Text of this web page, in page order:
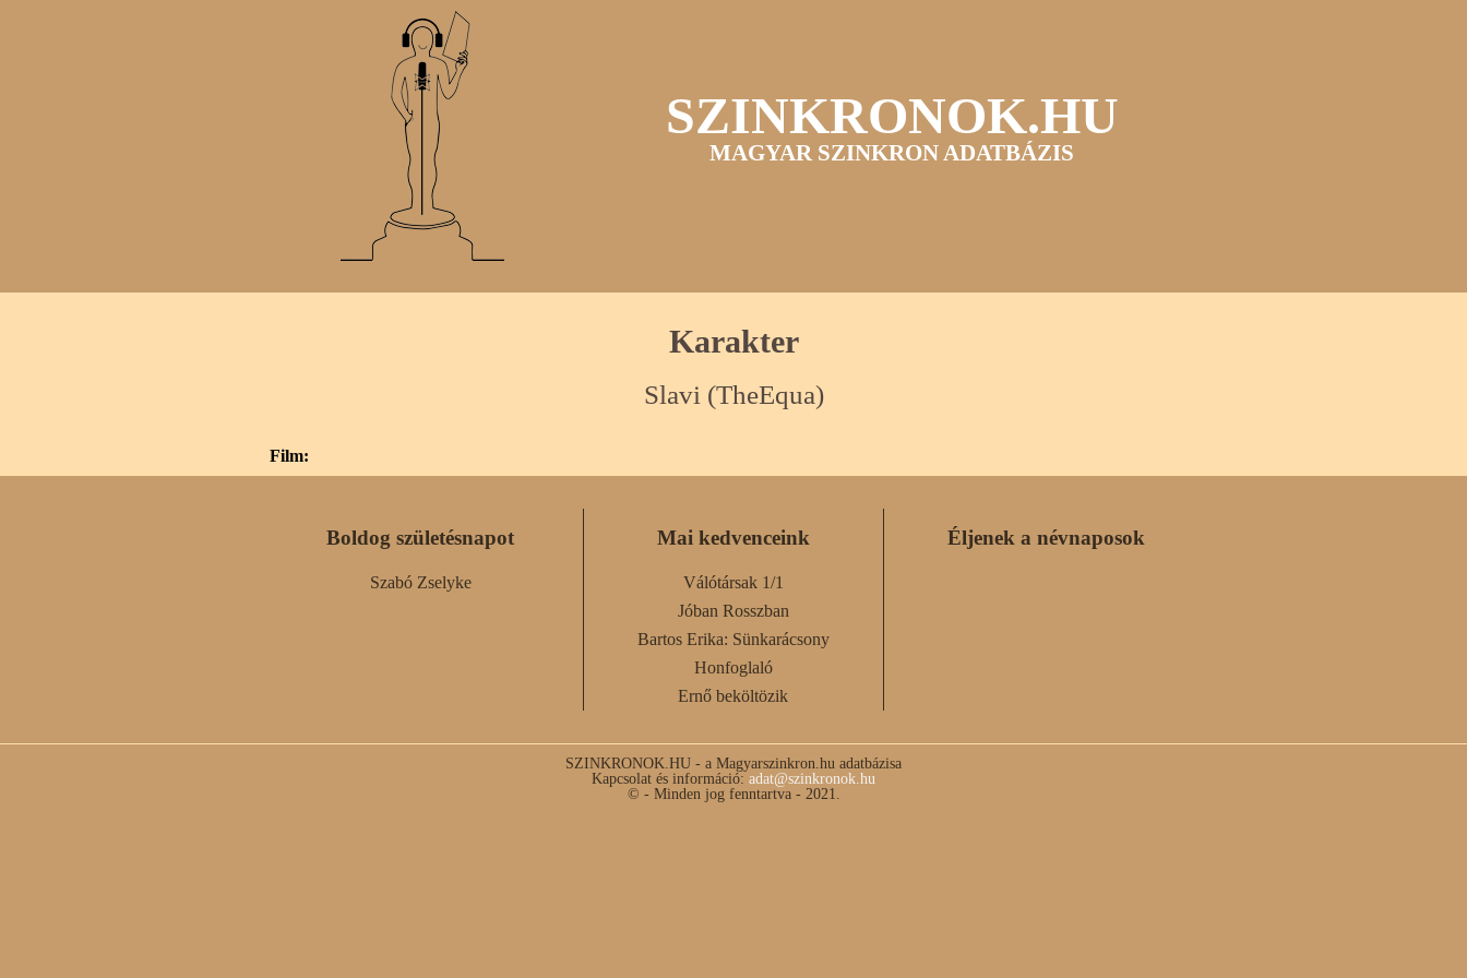
SZINKRONOK.HU
MAGYAR SZINKRON ADATBÁZIS
Karakter
Slavi (TheEqua)
Film:
Boldog születésnapot
Szabó Zselyke
Mai kedvenceink
Válótársak 1/1
Jóban Rosszban
Bartos Erika: Sünkarácsony
Honfoglaló
Ernő beköltözik
Éljenek a névnaposok
SZINKRONOK.HU - a Magyarszinkron.hu adatbázisa
Kapcsolat és információ: adat@szinkronok.hu
© - Minden jog fenntartva - 2021.